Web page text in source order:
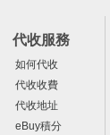
代收服務
如何代收
代收收費
代收地址
eBuy積分